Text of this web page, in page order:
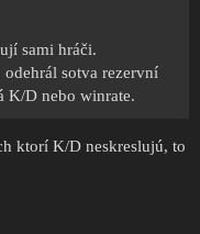
sami hráči.
sotva rezervní
K/D nebo winrate.
ktorí K/D neskreslujú, to